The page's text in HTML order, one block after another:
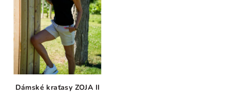
Dámské kraťasy ZOJA II